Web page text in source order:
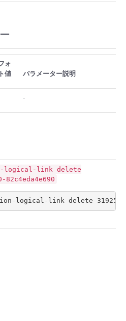
ォ
値
パラメーター説明
-
logical-link delete
82c4eda4e690